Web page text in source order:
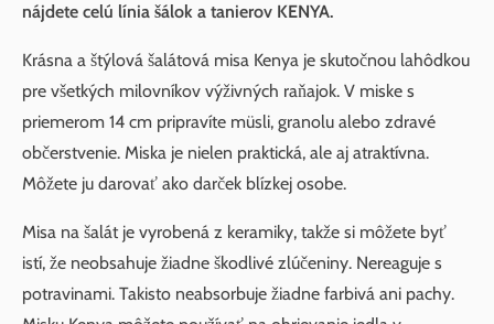
nájdete celú línia šálok a tanierov KENYA.
Krásna a štýlová šalátová misa Kenya je skutočnou lahôdkou
pre všetkých milovníkov výživných raňajok. V miske s
priemerom 14 cm pripravíte müsli, granolu alebo zdravé
občerstvenie. Miska je nielen praktická, ale aj atraktívna.
Môžete ju darovať ako darček blízkej osobe.
Misa na šalát je vyrobená z keramiky, takže si môžete byť
istí, že neobsahuje žiadne škodlivé zlúčeniny. Nereaguje s
potravinami. Takisto neabsorbuje žiadne farbivá ani pachy.